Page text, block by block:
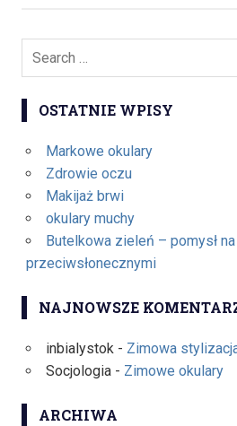
OSTATNIE WPISY
Markowe okulary
Zdrowie oczu
Makijaż brwi
okulary muchy
Butelkowa zieleń – pomysł
przeciwsłonecznymi
NAJNOWSZE
inbialystok- Zimowa
Socjologia- Zimowe okulary
ARCHIWA